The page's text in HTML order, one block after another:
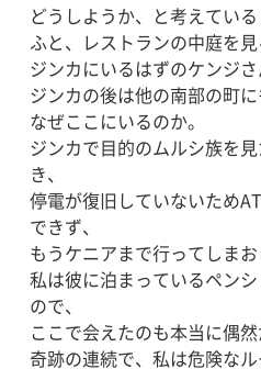
どうしようか、と考えている
ふと、レストランの中庭を見
ジンカにいるはずのケンジさ
ジンカの後は他の南部の町
なぜここにいるのか。
ジンカで目的のムルシ族を
き、
停電が復旧していないため
できず、
もうケニアまで行ってしまお
私は彼に泊まっているペン
ので、
ここで会えたのも本当に偶然
奇跡の連続で、私は危険な